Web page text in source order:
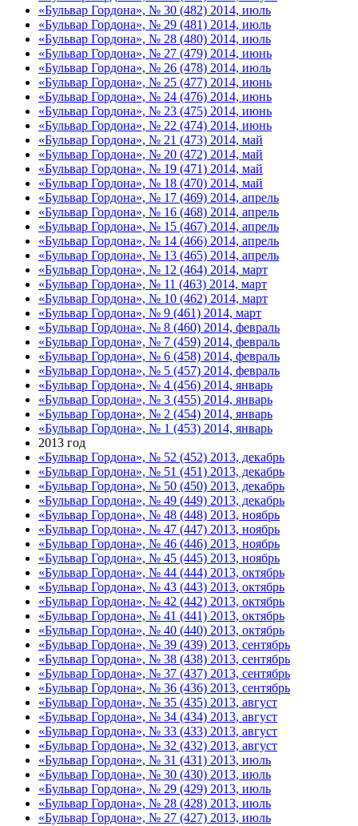
«Бульвар Гордона», № 30 (482) 2014, июль
«Бульвар Гордона», № 29 (481) 2014, июль
«Бульвар Гордона», № 28 (480) 2014, июль
«Бульвар Гордона», № 27 (479) 2014, июнь
«Бульвар Гордона», № 26 (478) 2014, июль
«Бульвар Гордона», № 25 (477) 2014, июнь
«Бульвар Гордона», № 24 (476) 2014, июнь
«Бульвар Гордона», № 23 (475) 2014, июнь
«Бульвар Гордона», № 22 (474) 2014, июнь
«Бульвар Гордона», № 21 (473) 2014, май
«Бульвар Гордона», № 20 (472) 2014, май
«Бульвар Гордона», № 19 (471) 2014, май
«Бульвар Гордона», № 18 (470) 2014, май
«Бульвар Гордона», № 17 (469) 2014, апрель
«Бульвар Гордона», № 16 (468) 2014, апрель
«Бульвар Гордона», № 15 (467) 2014, апрель
«Бульвар Гордона», № 14 (466) 2014, апрель
«Бульвар Гордона», № 13 (465) 2014, апрель
«Бульвар Гордона», № 12 (464) 2014, март
«Бульвар Гордона», № 11 (463) 2014, март
«Бульвар Гордона», № 10 (462) 2014, март
«Бульвар Гордона», № 9 (461) 2014, март
«Бульвар Гордона», № 8 (460) 2014, февраль
«Бульвар Гордона», № 7 (459) 2014, февраль
«Бульвар Гордона», № 6 (458) 2014, февраль
«Бульвар Гордона», № 5 (457) 2014, февраль
«Бульвар Гордона», № 4 (456) 2014, январь
«Бульвар Гордона», № 3 (455) 2014, январь
«Бульвар Гордона», № 2 (454) 2014, январь
«Бульвар Гордона», № 1 (453) 2014, январь
2013 год
«Бульвар Гордона», № 52 (452) 2013, декабрь
«Бульвар Гордона», № 51 (451) 2013, декабрь
«Бульвар Гордона», № 50 (450) 2013, декабрь
«Бульвар Гордона», № 49 (449) 2013, декабрь
«Бульвар Гордона», № 48 (448) 2013, ноябрь
«Бульвар Гордона», № 47 (447) 2013, ноябрь
«Бульвар Гордона», № 46 (446) 2013, ноябрь
«Бульвар Гордона», № 45 (445) 2013, ноябрь
«Бульвар Гордона», № 44 (444) 2013, октябрь
«Бульвар Гордона», № 43 (443) 2013, октябрь
«Бульвар Гордона», № 42 (442) 2013, октябрь
«Бульвар Гордона», № 41 (441) 2013, октябрь
«Бульвар Гордона», № 40 (440) 2013, октябрь
«Бульвар Гордона», № 39 (439) 2013, сентябрь
«Бульвар Гордона», № 38 (438) 2013, сентябрь
«Бульвар Гордона», № 37 (437) 2013, сентябрь
«Бульвар Гордона», № 36 (436) 2013, сентябрь
«Бульвар Гордона», № 35 (435) 2013, август
«Бульвар Гордона», № 34 (434) 2013, август
«Бульвар Гордона», № 33 (433) 2013, август
«Бульвар Гордона», № 32 (432) 2013, август
«Бульвар Гордона», № 31 (431) 2013, июль
«Бульвар Гордона», № 30 (430) 2013, июль
«Бульвар Гордона», № 29 (429) 2013, июль
«Бульвар Гордона», № 28 (428) 2013, июль
«Бульвар Гордона», № 27 (427) 2013, июль